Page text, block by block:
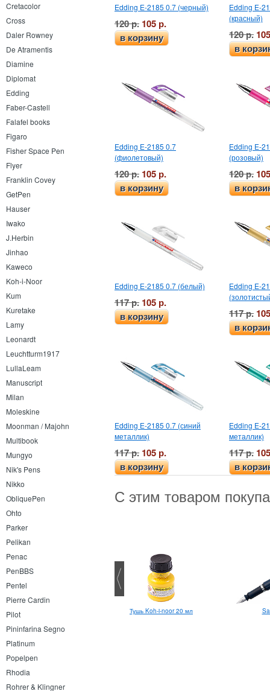
Cretacolor
Cross
Daler Rowney
De Atramentis
Diamine
Diplomat
Edding
Faber-Castell
Falafel books
Figaro
Fisher Space Pen
Flyer
Franklin Covey
GetPen
Hauser
Iwako
J.Herbin
Jinhao
Kaweco
Koh-i-Noor
Kum
Kuretake
Lamy
Leonardt
Leuchtturm1917
LullaLeam
Manuscript
Milan
Moleskine
Moonman / Majohn
Multibook
Mungyo
Nik's Pens
Nikko
ObliquePen
Ohto
Parker
Pelikan
Penac
PenBBS
Pentel
Pierre Cardin
Pilot
Pininfarina Segno
Platinum
Popelpen
Rhodia
Rohrer & Klingner
Edding E-2185 0.7 (черный)
120 р. 105 р.
в корзину
Edding E-
(красный)
120 р.
в
Edding E-2185 0.7
(фиолетовый)
120 р. 105 р.
в корзину
Edding E-
(розовый)
120 р.
в
Edding E-2185 0.7 (белый)
117 р. 105 р.
в корзину
Edding E-
117 р.
в
Edding E-2185 0.7 (синий
металлик)
117 р. 105 р.
в корзину
Edding E-
металлик)
117 р.
в
С этим товаром
Блок сменный Multibook А6 Тушь Koh-i-noor 20 мл